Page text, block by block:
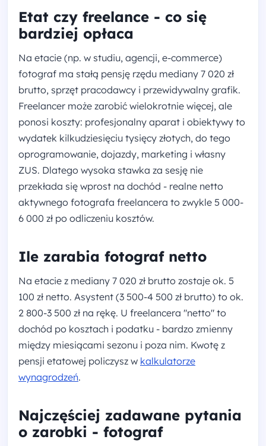
Etat czy freelance - co się
bardziej opłaca
Na etacie (np. w studiu, agencji, e-commerce)
fotograf ma stałą pensję rzędu mediany 7 020 zł
brutto, sprzęt pracodawcy i przewidywalny grafik.
Freelancer może zarobić wielokrotnie więcej, ale
ponosi koszty: profesjonalny aparat i obiektywy to
wydatek kilkudziesięciu tysięcy złotych, do tego
oprogramowanie, dojazdy, marketing i własny
ZUS. Dlatego wysoka stawka za sesję nie
przekłada się wprost na dochód - realne netto
aktywnego fotografa freelancera to zwykle 5 000-
6 000 zł po odliczeniu kosztów.
Ile zarabia fotograf netto
Na etacie z mediany 7 020 zł brutto zostaje ok. 5
100 zł netto. Asystent (3 500-4 500 zł brutto) to ok.
2 800-3 500 zł na rękę. U freelancera "netto" to
dochód po kosztach i podatku - bardzo zmienny
między miesiącami sezonu i poza nim. Kwotę z
pensji etatowej policzysz w kalkulatorze
wynagrodzeń.
Najczęściej zadawane pytania
o zarobki - fotograf